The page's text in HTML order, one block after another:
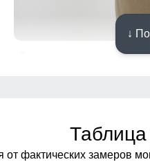
↓
фактических замеров